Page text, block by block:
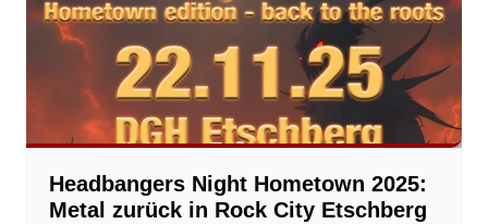
Headbangers Night Hometown 2025:
Metal zurück in Rock City Etschberg